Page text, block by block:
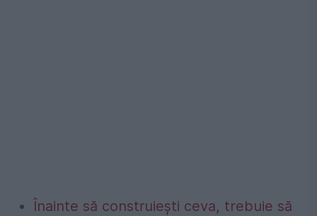
Înainte să construiești ceva, trebuie să